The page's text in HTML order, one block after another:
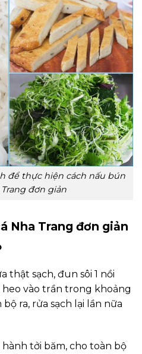
để thực hiện cách nấu bún
đơn giản
Nha Trang đơn giản
thật sạch, đun sôi 1 nồi
vào trần trong khoảng
ra, rửa sạch lại lần nữa
tởi băm, cho toàn bộ